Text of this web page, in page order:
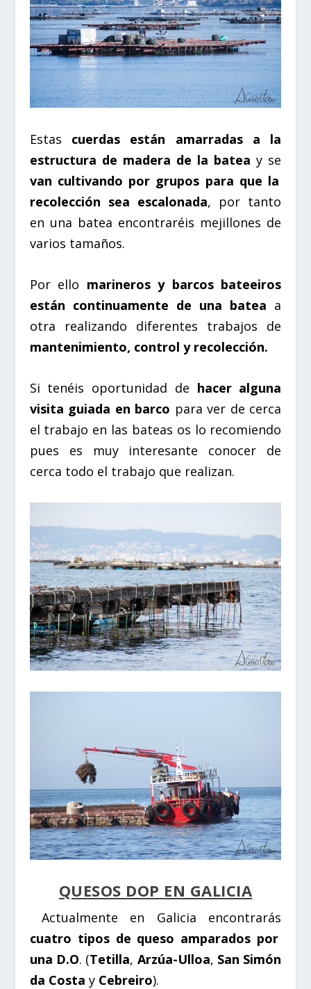
Estas cuerdas están amarradas a la
estructura de madera de la batea y se
van cultivando por grupos para que la
recolección sea escalonada, por tanto
en una batea encontraréis mejillones de
varios tamaños.
Por ello marineros y barcos bateeiros
están continuamente de una batea a
otra realizando diferentes trabajos de
mantenimiento, control y recolección.
Si tenéis oportunidad de hacer alguna
visita guiada en barco para ver de cerca
el trabajo en las bateas os lo recomiendo
pues es muy interesante conocer de
cerca todo el trabajo que realizan.
QUESOS DOP EN GALICIA
Actualmente en Galicia encontrarás
cuatro tipos de queso amparados por
una D.O. (Tetilla, Arzúa-Ulloa, San Simón
da Costa y Cebreiro).